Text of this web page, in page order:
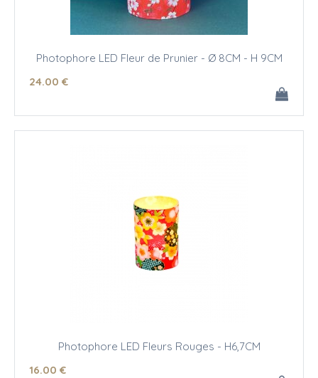
Photophore LED Fleur de Prunier - Ø 8CM - H 9CM
24.00 €
Photophore LED Fleurs Rouges - H6,7CM
16.00 €